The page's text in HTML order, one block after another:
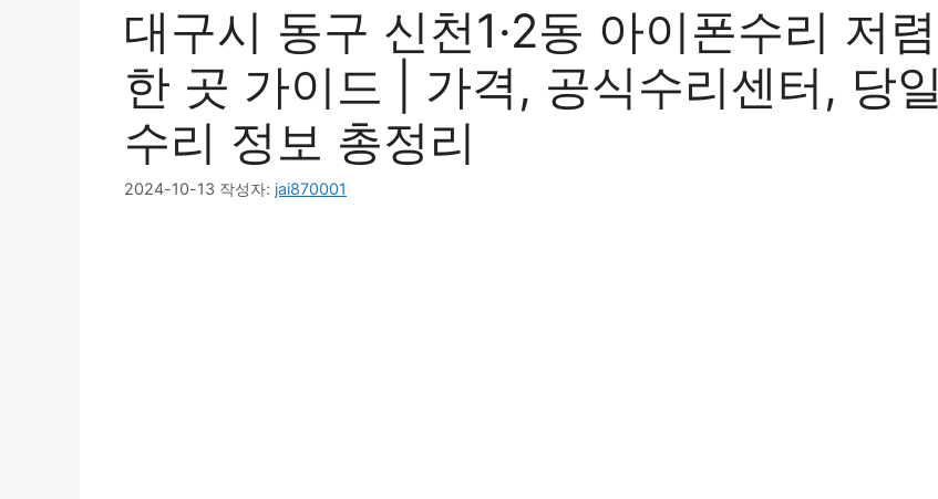
대구시 동구 신천1·2동 아이폰수리 저렴
한 곳 가이드 | 가격, 공식수리센터, 당일
수리 정보 총정리
2024-10-13 작성자: jai870001